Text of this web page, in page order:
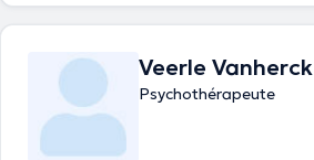
Veerle Vanherck
Psychothérapeute